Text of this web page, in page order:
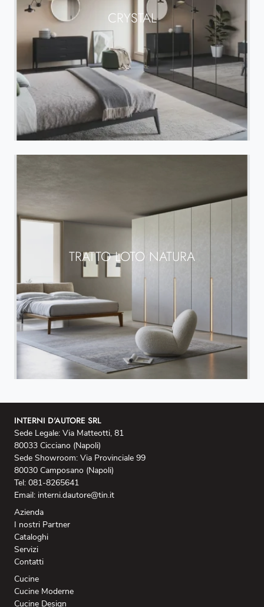
CRYSTAL
TRATTO LOTO NATURA
INTERNI D'AUTORE SRL
Sede Legale: Via Matteotti, 81
80033 Cicciano (Napoli)
Sede Showroom: Via Provinciale 99
80030 Camposano (Napoli)
Tel: 081-8265641
Email: interni.dautore@tin.it
Azienda
I nostri Partner
Cataloghi
Servizi
Contatti
Cucine
Cucine Moderne
Cucine Design